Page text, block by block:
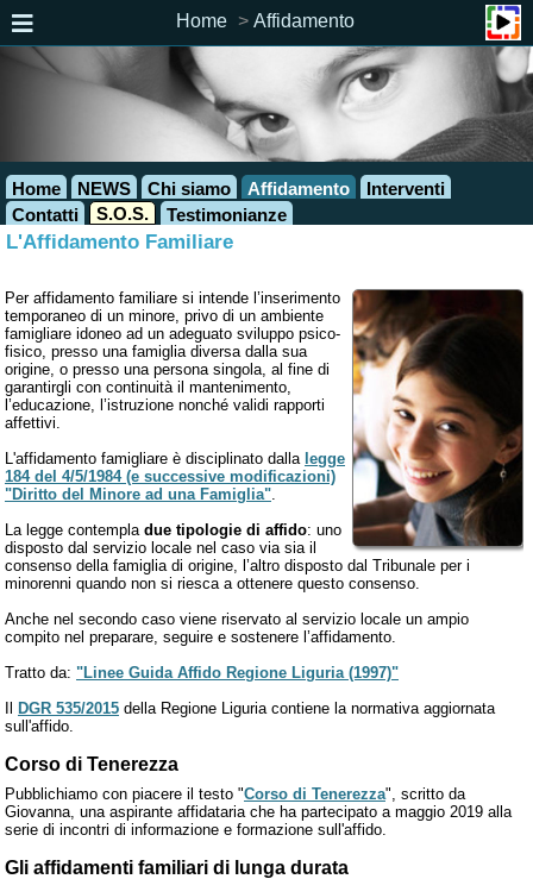
Home Affidamento
Home NEWS Chi siamo Affidamento
Interventi
Contatti
S.O.S. Testimonianze
L'Affidamento Familiare
Per affidamento familiare si intende l’inserimento
temporaneo di un minore, privo di un ambiente
famigliare idoneo ad un adeguato sviluppo psico-
fisico, presso una famiglia diversa dalla sua
origine, o presso una persona singola, al fine di
garantirgli con continuità il mantenimento,
l’educazione, l’istruzione nonché validi rapporti
affettivi.
L'affidamento famigliare è disciplinato dalla legge
184 del 4/5/1984 (e successive modificazioni)
"Diritto del Minore ad una Famiglia".
La legge contempla due tipologie di affido: uno
disposto dal servizio locale nel caso via sia il
consenso della famiglia di origine, l’altro disposto dal Tribunale per i
minorenni quando non si riesca a ottenere questo consenso.
Anche nel secondo caso viene riservato al servizio locale un ampio
compito nel preparare, seguire e sostenere l’affidamento.
Tratto da: "Linee Guida Affido Regione Liguria (1997)"
DGR 535/2015 della Regione Liguria contiene la normativa aggiornata
sull'affido.
Corso di Tenerezza
Pubblichiamo con piacere il testo "Corso di Tenerezza", scritto da
Giovanna, una aspirante affidataria che ha partecipato a maggio 2019 alla
serie di incontri di informazione e formazione sull'affido.
Gli affidamenti familiari di lunga durata